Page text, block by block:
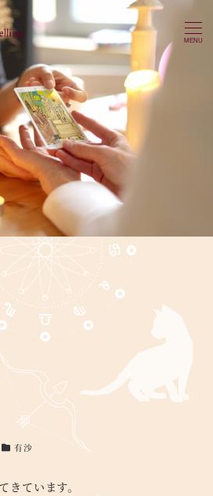
MENU
カテゴリー
有沙
きています。